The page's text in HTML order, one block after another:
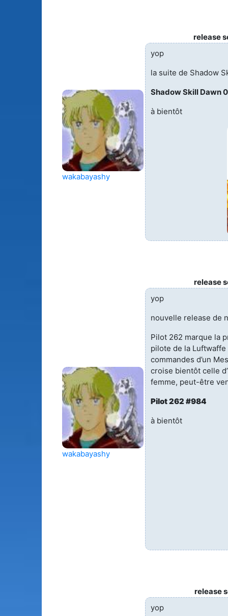
wakabayashy
release
yop
la suite de Shadow
Shadow Skill Dawn
à bientôt
wakabayashy
release
yop
nouvelle release de
Pilot 262 marque la
pilote de la
commandes d’un
croise bientôt celle
femme, peut-être
Pilot 262 #984
à bientôt
release
yop